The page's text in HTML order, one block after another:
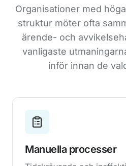
Organisationer med
struktur möter ofta
ärende- och
vanligaste
inför innan de
Manuella processer